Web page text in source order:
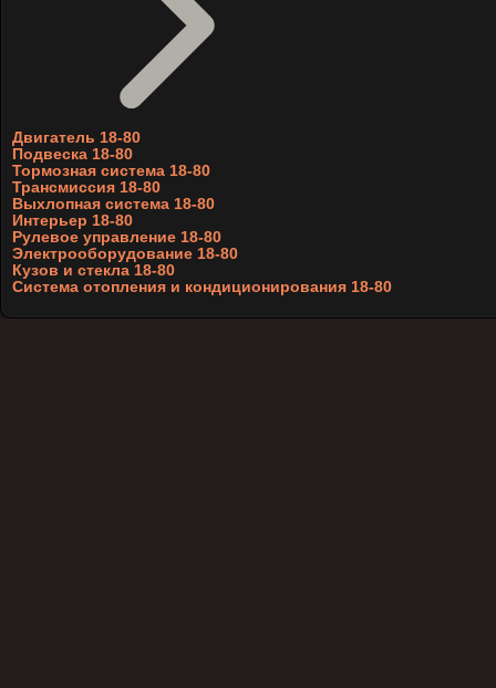
Двигатель 18-80
Подвеска 18-80
Тормозная система 18-80
Трансмиссия 18-80
Выхлопная система 18-80
Интерьер 18-80
Рулевое управление 18-80
Электрооборудование 18-80
Кузов и стекла 18-80
Система отопления и кондиционирования 18-80